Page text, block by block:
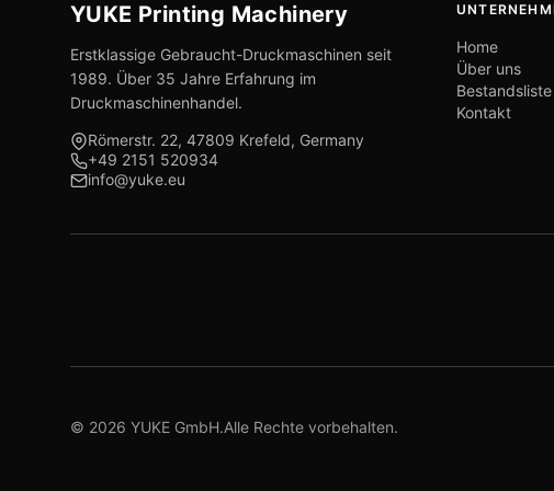
YUKE Printing Machinery
Erstklassige Gebraucht-Druckmaschinen seit
1989. Über 35 Jahre Erfahrung im
Druckmaschinenhandel.
Römerstr. 22, 47809 Krefeld, Germany
+49 2151 520934
info@yuke.eu
Home
Über uns
Bestandsliste
Kontakt
© 2026 YUKE GmbH.Alle Rechte vorbehalten.